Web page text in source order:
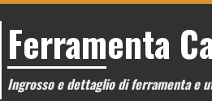
Ferramenta
Ingrosso e dettaglio di ferramenta e